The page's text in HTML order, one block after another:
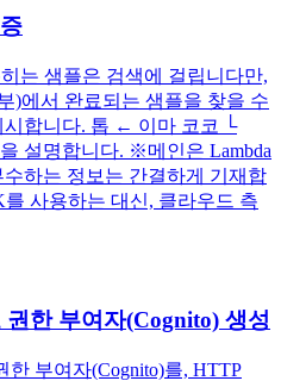
는 샘플은 검색에 걸립니다만,
)에서 완료되는 샘플을 찾을 수
시합니다. 톱 ← 이마 코코 └
설명합니다. ※메인은 Lambda
하는 정보는 간결하게 기재합
사용하는 대신, 클라우드 측
한 부여자(Cognito) 생성
한 부여자(Cognito)를, HTTP